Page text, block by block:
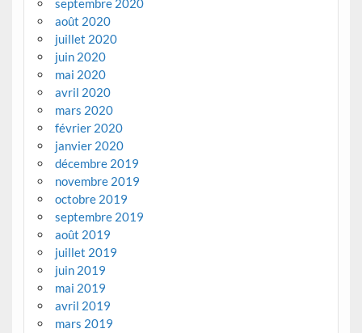
septembre 2020
août 2020
juillet 2020
juin 2020
mai 2020
avril 2020
mars 2020
février 2020
janvier 2020
décembre 2019
novembre 2019
octobre 2019
septembre 2019
août 2019
juillet 2019
juin 2019
mai 2019
avril 2019
mars 2019